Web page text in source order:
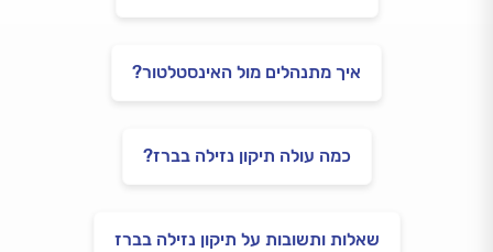
איך מתנהלים מול האינסטלטור?
כמה עולה תיקון נזילה בברז?
שאלות ותשובות על תיקון נזילה בברז